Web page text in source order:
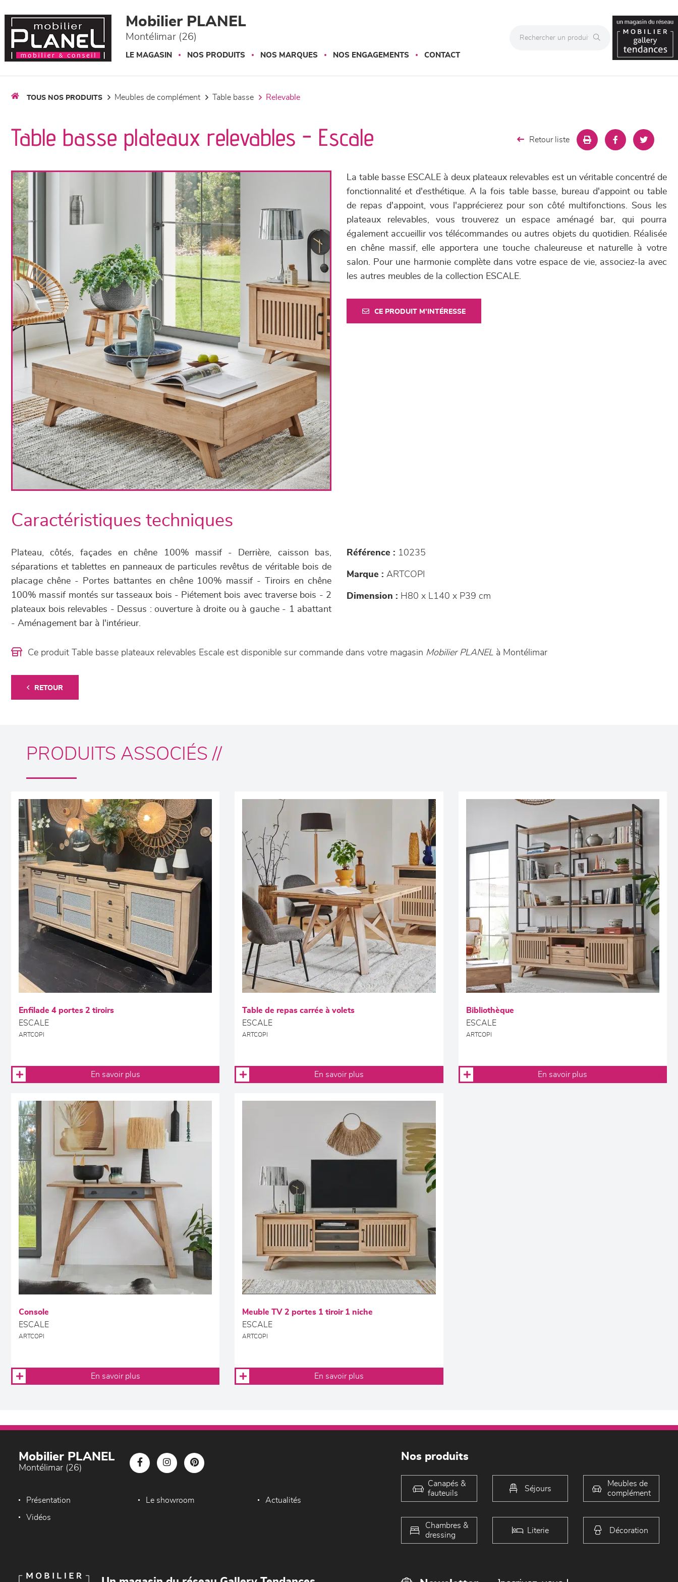
Mobilier PLANEL
Montélimar (26)
LE MAGASIN NOS PRODUITS NOS MARQUES NOS ENGAGEMENTS CONTACT
TOUS NOS PRODUITS meubles de complément table basse relevable
Table basse plateaux relevables - Escale Retour liste
La table basse ESCALE à deux plateaux relevables est un véritable concentré de
fonctionnalité et d'esthétique. A la fois table basse, bureau d'appoint ou table
de repas d'appoint, vous l'apprécierez pour son côté multifonctions. Sous les
plateaux relevables, vous trouverez un espace aménagé bar, qui pourra
également accueillir vos télécommandes ou autres objets du quotidien. Réalisée
en chêne massif, elle apportera une touche chaleureuse et naturelle à votre
salon. Pour une harmonie complète dans votre espace de vie, associez-la avec
les autres meubles de la collection ESCALE.
CE PRODUIT M'INTÉRESSE
Caractéristiques techniques
Plateau, côtés, façades en chêne 100% massif - Derrière, caisson bas,
séparations et tablettes en panneaux de particules revêtus de véritable bois de
placage chêne - Portes battantes en chêne 100% massif - Tiroirs en chêne
100% massif montés sur tasseaux bois - Piétement bois avec traverse bois - 2
plateaux bois relevables - Dessus : ouverture à droite ou à gauche - 1 abattant
- Aménagement bar à l'intérieur.
Référence : 10235
Marque : ARTCOPI
Dimension : H80 x L140 x P39 cm
Ce produit Table basse plateaux relevables Escale est disponible sur commande dans votre magasin Mobilier PLANEL à Montélimar
RETOUR
PRODUITS ASSOCIÉS //
Enfilade 4 portes 2 tiroirs
ESCALE
ARTCOPI
En savoir plus
Table de repas carrée à volets
ESCALE
ARTCOPI
En savoir plus
Bibliothèque
ESCALE
ARTCOPI
En savoir plus
Console
ESCALE
ARTCOPI
En savoir plus
Meuble TV 2 portes 1 tiroir 1 niche
ESCALE
ARTCOPI
En savoir plus
Mobilier PLANEL
Montélimar (26)
Présentation Le showroom Actualités
Vidéos
Nos produits
Canapés &
fauteuils
Séjours
Meubles de
complément
Chambres &
dressing
Literie Décoration